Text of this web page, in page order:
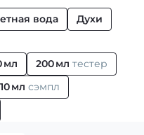
вода Духи
мл 200 мл тестер
10 мл сэмпл